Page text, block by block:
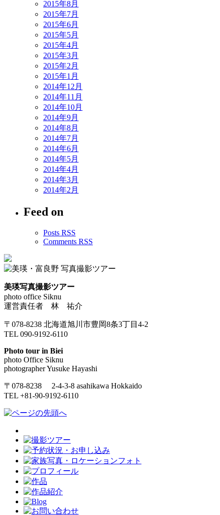
2015年8月
2015年7月
2015年6月
2015年5月
2015年4月
2015年3月
2015年2月
2015年1月
2014年12月
2014年11月
2014年10月
2014年9月
2014年8月
2014年7月
2014年6月
2014年5月
2014年4月
2014年3月
2014年2月
Feed on
Posts RSS
Comments RSS
美瑛写真撮影ツアー
photo office Siknu
運営責任者 林 祐介
〒078-8238 北海道旭川市豊岡8条3丁目4-2
TEL 090-9192-6110
Photo tour in Biei
photo Office Siknu
photographer Yusuke Hayashi
〒078-8238 2-4-3-8 asahikawa Hokkaido
TEL +81-90-9192-6110